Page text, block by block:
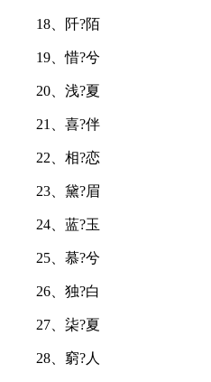
18、阡?陌
19、惜?兮
20、浅?夏
21、喜?伴
22、相?恋
23、黛?眉
24、蓝?玉
25、慕?兮
26、独?白
27、柒?夏
28、窮?人